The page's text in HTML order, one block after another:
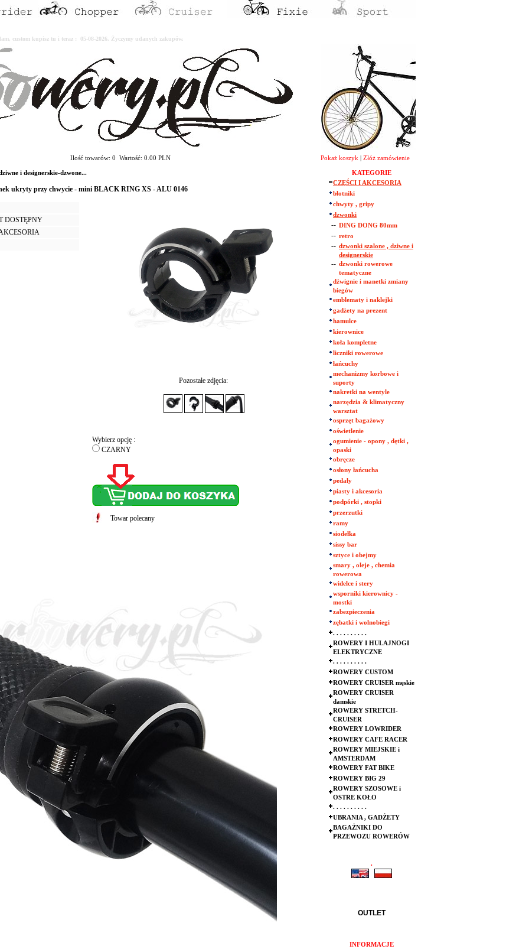
custom kupisz tu i teraz : 05-08-2026. Życzymy udanych zakupów.
Ilość towarów: 0 Wartość: 0.00 PLN Pokaż koszyk Złóż zamówienie
i designerskie-dzwone...
ukryty przy chwycie - mini BLACK RING XS - ALU 0146
DOSTĘPNY
Pozostałe zdjęcia:
Wybierz opcję :
CZARNY
Towar polecany
KATEGORIE
CZĘŚCI I AKCESORIA
błotniki
chwyty , gripy
dzwonki
-- DING DONG 80mm
-- retro
-- dzwonki szalone , dziwne i
designerskie
-- dzwonki rowerowe
tematyczne
dźwignie i manetki zmiany
biegów
emblematy i naklejki
gadżety na prezent
hamulce
kierownice
koła kompletne
liczniki rowerowe
łańcuchy
mechanizmy korbowe i
suporty
nakretki na wentyle
narzędzia & klimatyczny
warsztat
osprzęt bagażowy
oświetlenie
ogumienie - opony , dętki ,
opaski
obręcze
osłony łańcucha
pedały
piasty i akcesoria
podpórki , stopki
przerzutki
ramy
siodełka
sissy bar
sztyce i obejmy
smary , oleje , chemia
rowerowa
widelce i stery
wsporniki kierownicy -
mostki
zabezpieczenia
zębatki i wolnobiegi
. . . . . . . . . .
ROWERY I HULAJNOGI
ELEKTRYCZNE
. . . . . . . . . .
ROWERY CUSTOM
ROWERY CRUISER męskie
ROWERY CRUISER
damskie
ROWERY STRETCH-
CRUISER
ROWERY LOWRIDER
ROWERY CAFE RACER
ROWERY MIEJSKIE i
AMSTERDAM
ROWERY FAT BIKE
ROWERY BIG 29
ROWERY SZOSOWE i
OSTRE KOŁO
. . . . . . . . . .
UBRANIA , GADŻETY
BAGAŻNIKI DO
PRZEWOZU ROWERÓW
.
OUTLET
INFORMACJE